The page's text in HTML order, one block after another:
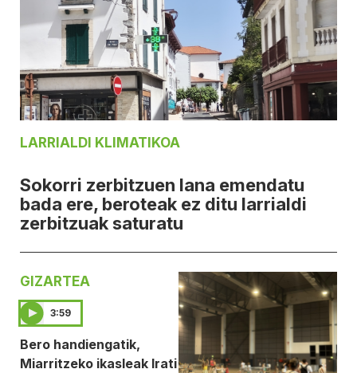
LARRIALDI KLIMATIKOA
Sokorri zerbitzuen lana emendatu
bada ere, beroteak ez ditu larrialdi
zerbitzuak saturatu
GIZARTEA
3:59
Bero handiengatik,
Miarritzeko ikasleak Irati